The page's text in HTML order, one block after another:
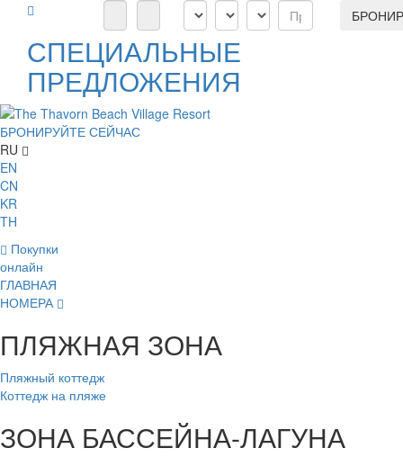
СПЕЦИАЛЬНЫЕ
ПРЕДЛОЖЕНИЯ
БРОНИРУЙТЕ СЕЙЧАС
RU
EN
CN
KR
TH
Покупки
онлайн
ГЛАВНАЯ
НОМЕРА
ПЛЯЖНАЯ ЗОНА
Пляжный коттедж
Коттедж на пляже
ЗОНА БАССЕЙНА-ЛАГУНА